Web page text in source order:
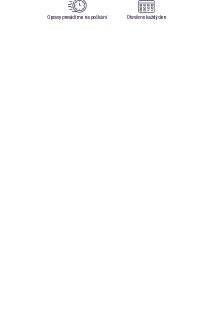
Opravy provádíme na počkání Otevřeno každý den